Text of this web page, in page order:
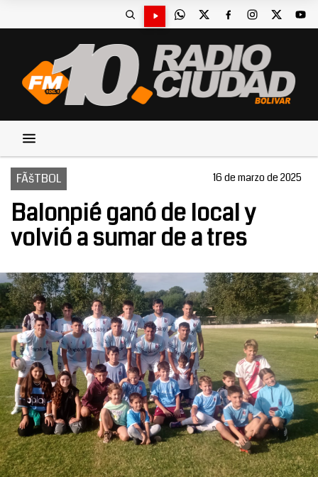
FÃšTBOL 16 de marzo de 2025
Balonpié ganó de local y
volvió a sumar de a tres